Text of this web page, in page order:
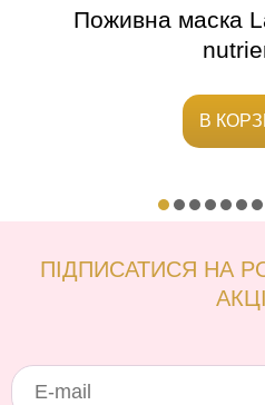
Поживна маска
В
ПІДПИСАТИСЯ НА